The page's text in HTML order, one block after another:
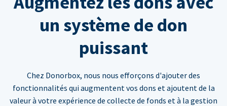
un système de don
puissant
Chez Donorbox, nous nous efforçons d'ajouter des
fonctionnalités qui augmentent vos dons et ajoutent de la
valeur à votre expérience de collecte de fonds et à la gestion